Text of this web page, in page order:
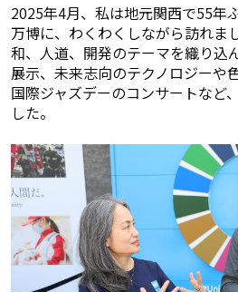
2025年4月、私は地元関西で55年
万博に、わくわくしながら訪れま
和、人道、開発のテーマを織り込
展示、未来志向のテクノロジーや
国際ジャズデーのコンサートなど
した。